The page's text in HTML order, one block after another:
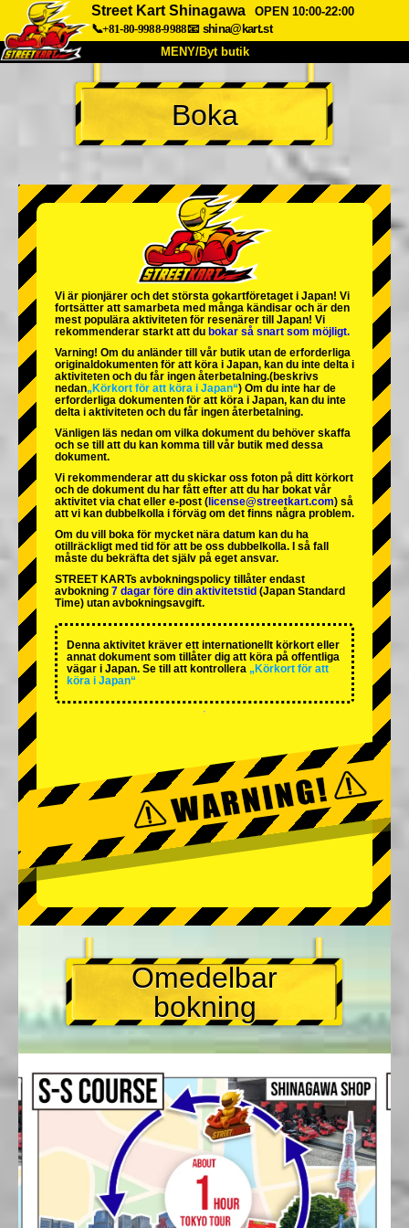
Street Kart Shinagawa
OPEN 10:00-22:00
📞+81-80-9988-9988📧 shina@kart.st
MENY/Byt butik
HEM
Om oss Specifikationer Pris
Företag Boka
Byt butik
Tokyo Shinagawa Tokyo Akihabara#1
Tokyo Akihabara#2
Tokyo Shibuya Annex Tokyo Bay
Tokyo Asakusa Osaka
Okinawa
Boka
Vi är pionjärer och det största gokartföretaget i Japan! Vi
fortsätter att samarbeta med många kändisar och är den
mest populära aktiviteten för resenärer till Japan! Vi
rekommenderar starkt att du bokar så snart som möjligt.
Varning! Om du anländer till vår butik utan de erforderliga
originaldokumenten för att köra i Japan, kan du inte delta i
aktiviteten och du får ingen återbetalning.(beskrivs
nedan„Körkort för att köra i Japan“) Om du inte har de
erforderliga dokumenten för att köra i Japan, kan du inte
delta i aktiviteten och du får ingen återbetalning.
Vänligen läs nedan om vilka dokument du behöver skaffa
och se till att du kan komma till vår butik med dessa
dokument.
Vi rekommenderar att du skickar oss foton på ditt körkort
och de dokument du har fått efter att du har bokat vår
aktivitet via chat eller e-post ( license@streetkart.com) så
att vi kan dubbelkolla i förväg om det finns några problem.
Om du vill boka för mycket nära datum kan du ha
otillräckligt med tid för att be oss dubbelkolla. I så fall
måste du bekräfta det själv på eget ansvar.
STREET KARTs avbokningspolicy tillåter endast
avbokning 7 dagar före din aktivitetstid (Japan Standard
Time) utan avbokningsavgift.
Denna aktivitet kräver ett internationellt körkort eller
annat dokument som tillåter dig att köra på offentliga
vägar i Japan. Se till att kontrollera „Körkort för att
köra i Japan“
Omedelbar
bokning